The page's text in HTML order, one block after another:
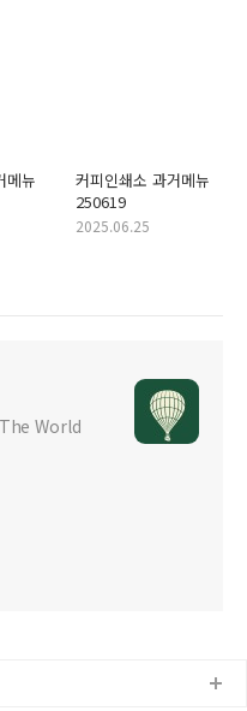
메뉴
커피인쇄소 과거메뉴
250619
2025.06.25
World